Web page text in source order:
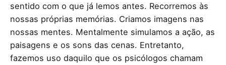
sentido com o que já lemos antes. Recorremos às
nossas próprias memórias. Criamos imagens nas
nossas mentes. Mentalmente simulamos a ação, as
paisagens e os sons das cenas. Entretanto,
fazemos uso daquilo que os psicólogos chamam